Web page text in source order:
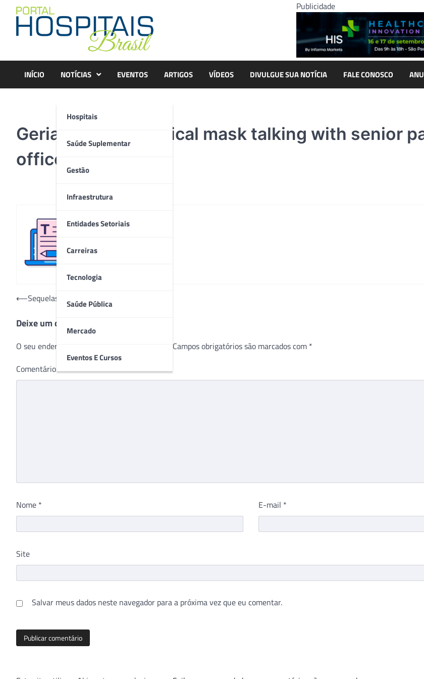
content
Publicidade
INÍCIO NOTÍCIAS
Hospitais
Saúde Suplementar
Gestão
Infraestrutura
Entidades Setoriais
Carreiras
Tecnologia
Saúde Pública
Mercado
Eventos E Cursos
EVENTOS ARTIGOS VÍDEOS DIVULGUE SUA NOTÍCIA FALE CONOSCO
Geriatrician in medical mask talking with senior
office
Navegação
Post
⟵Sequelas e tratamentos pós-Covid-19
Deixe um comentário
O seu endereço de e-mail não será publicado. Campos obrigatórios são marcados com *
Comentário*
Nome * E-mail *
Site
Salvar meus dados neste navegador para a próxima vez que eu comentar.